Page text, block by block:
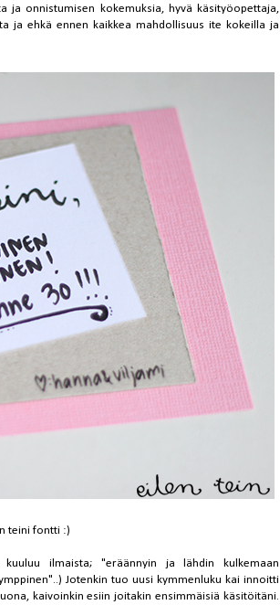
ja onnistumisen kokemuksia, hyvä käsityöopettaja,
ja ehkä ennen kaikkea mahdollisuus ite kokeilla ja
teini fontti :)
ilmaista; "eräännyin ja lähdin kulkemaan
Jotenkin tuo uusi kymmenluku kai innoitti
kaivoinkin esiin joitakin ensimmäisiä käsitöitäni.